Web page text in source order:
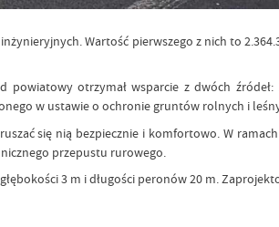
Wartość pierwszego z nich to
otrzymał wsparcie z dwóch
w ustawie o ochronie gruntów rolnych i
się nią bezpiecznie i komfortowo. W
przepustu rurowego.
3 m i długości peronów 20 m.